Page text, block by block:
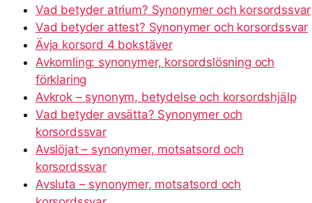
Vad betyder atrium? Synonymer och korsordssvar
Vad betyder attest? Synonymer och korsordssvar
Ävja korsord 4 bokstäver
Avkomling: synonymer, korsordslösning och
förklaring
Avkrok – synonym, betydelse och korsordshjälp
Vad betyder avsätta? Synonymer och
korsordssvar
Avslöjat – synonymer, motsatsord och
korsordssvar
Avsluta – synonymer, motsatsord och